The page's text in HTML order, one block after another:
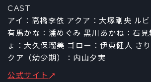
CAST
アイ：高橋李依 アクア：大塚剛央 ル
有馬かな：潘めぐみ 黒川あかね：石見
ょ：大久保瑠美 ゴロー：伊東健人 さ
クア（幼少期）：内山夕実
公式サイト